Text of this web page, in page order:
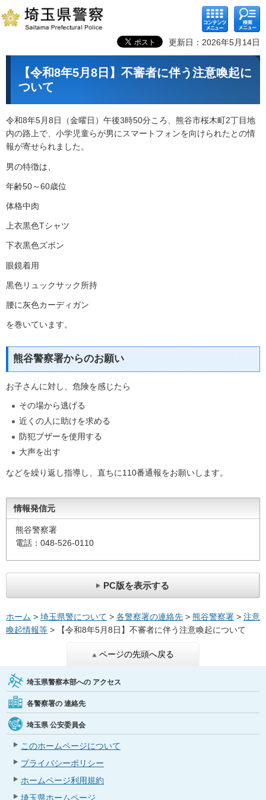
コンテ
ンツメ
ニュー
検索メ
ニュー
更新日：2026年5月14日
【令和8年5月8日】不審者に伴う注意喚起に
ついて
令和8年5月8日（金曜日）午後3時50分ころ、熊谷市桜木町2丁目地
内の路上で、小学児童らが男にスマートフォンを向けられたとの情
報が寄せられました。
男の特徴は、
年齢50～60歳位
体格中肉
上衣黒色Tシャツ
下衣黒色ズボン
眼鏡着用
黒色リュックサック所持
腰に灰色カーディガン
を巻いています。
熊谷警察署からのお願い
お子さんに対し、危険を感じたら
その場から逃げる
近くの人に助けを求める
防犯ブザーを使用する
大声を出す
などを繰り返し指導し、直ちに110番通報をお願いします。
情報発信元
熊谷警察署
電話：048-526-0110
PC版を表示する
ホーム > 埼玉県警について > 各警察署の連絡先 > 熊谷警察署 > 注意
喚起情報等 > 【令和8年5月8日】不審者に伴う注意喚起について
ページの先頭へ戻る
埼玉県警察本部への アクセス
各警察署の 連絡先
埼玉県 公安委員会
このホームページについて
プライバシーポリシー
ホームページ利用規約
埼玉県ホームページ